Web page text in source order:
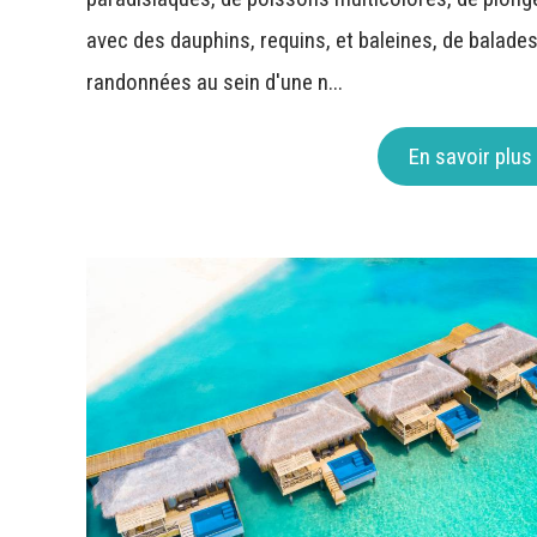
avec des dauphins, requins, et baleines, de
randonnées au sein d'une n...
En savoir plus